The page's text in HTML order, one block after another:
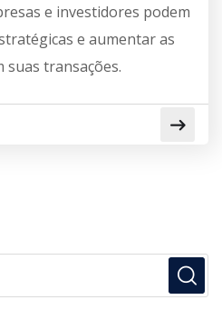
e investidores podem
e aumentar as
suas transações.